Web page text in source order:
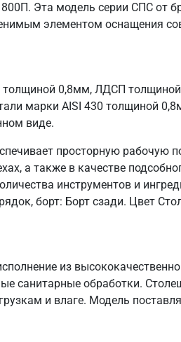
Эта модель серии СПС от
элементом оснащения
толщиной 0,8мм, ЛДСП
марки AISI 430 толщиной
виде.
просторную рабочую
а также в качестве
инструментов и
борт: Борт сзади. Цвет
из
санитарные обработки.
и влаге. Модель